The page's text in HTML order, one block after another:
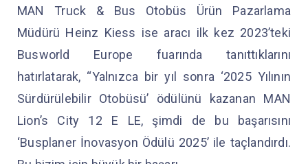
MAN Truck & Bus Otobüs Ürün Pazarlama
Müdürü Heinz Kiess ise aracı ilk kez 2023’teki
Busworld Europe fuarında tanıttıklarını
hatırlatarak, “Yalnızca bir yıl sonra ‘2025 Yılının
Sürdürülebilir Otobüsü’ ödülünü kazanan MAN
Lion’s City 12 E LE, şimdi de bu başarısını
‘Busplaner İnovasyon Ödülü 2025’ ile taçlandırdı.